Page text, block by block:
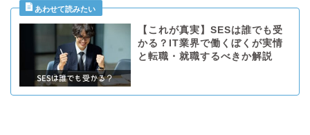
【これが真実】SESは誰でも受
かる？IT業界で働くぼくが実情
と転職・就職するべきか解説